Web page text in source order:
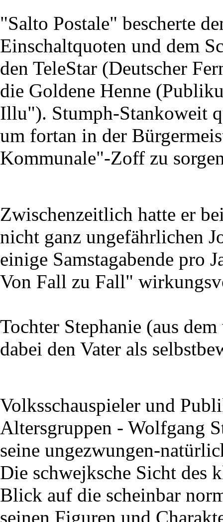
"Salto Postale" bescherte
Einschaltquoten und dem
den TeleStar (Deutscher
die Goldene Henne
Illu"). Stumph-Stankoweit
um fortan in der
Kommunale"-Zoff zu
Zwischenzeitlich hatte er
nicht ganz ungefährlichen
einige Samstagabende pro
Von Fall zu Fall"
Tochter Stephanie (aus
dabei den Vater als
Volksschauspieler und
Altersgruppen - Wolfgang
seine ungezwungen-
Die schwejksche Sicht des
Blick auf die scheinbar
seinen Figuren und